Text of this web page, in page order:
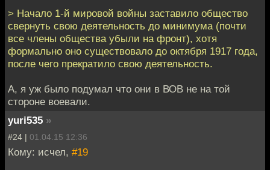
> Начало 1-й мировой войны заставило общество
свернуть свою деятельность до минимума (почти
все члены общества убыли на фронт), хотя
формально оно существовало до октября 1917 года,
после чего прекратило свою деятельность.
А, я уж было подумал что они в ВОВ не на той
стороне воевали.
yuri535 »
#24 | 01.04.15 12:36
Кому: исчел, #19